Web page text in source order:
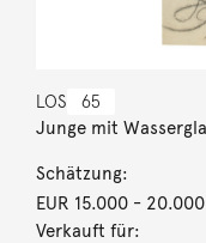
LOS 65
Junge mit
Schätzung:
EUR 15.000- 20.000
Verkauft für: